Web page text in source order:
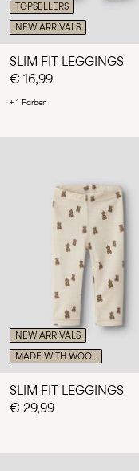
TOPSELLERS
NEW ARRIVALS
SLIM FIT LEGGINGS
€ 16,99
+ 1 Farben
NEW ARRIVALS
MADE WITH WOOL
SLIM FIT LEGGINGS
€ 29,99